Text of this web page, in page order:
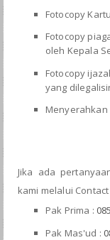
Fotocopy
Fotocopy
oleh Kepala
Fotocopy
yang
Menyerahkan
Jika ada
kami melalui
Pak Prima :
Pak Mas'ud :